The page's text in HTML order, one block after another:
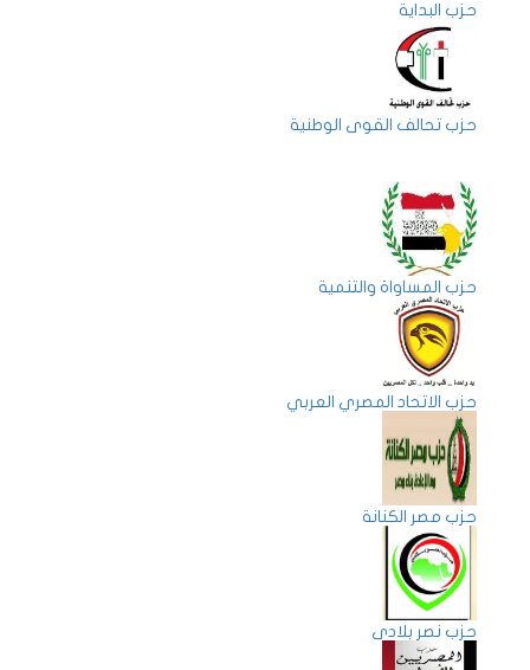
حزب البداية
حزب تحالف القوى الوطنية
حزب المساواة والتنمية
حزب الاتحاد المصري العربي
حزب مصر الكنانة
حزب نصر بلادى